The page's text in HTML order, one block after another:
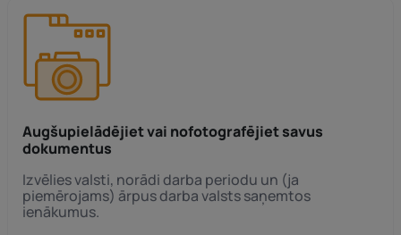
Augšupielādējiet vai nofotografējiet savus
dokumentus
Izvēlies valsti, norādi darba periodu un (ja
piemērojams) ārpus darba valsts saņemtos
ienākumus.